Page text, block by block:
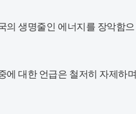
의 생명줄인 에너지를 장악함으
에 대한 언급은 철저히 자제하며